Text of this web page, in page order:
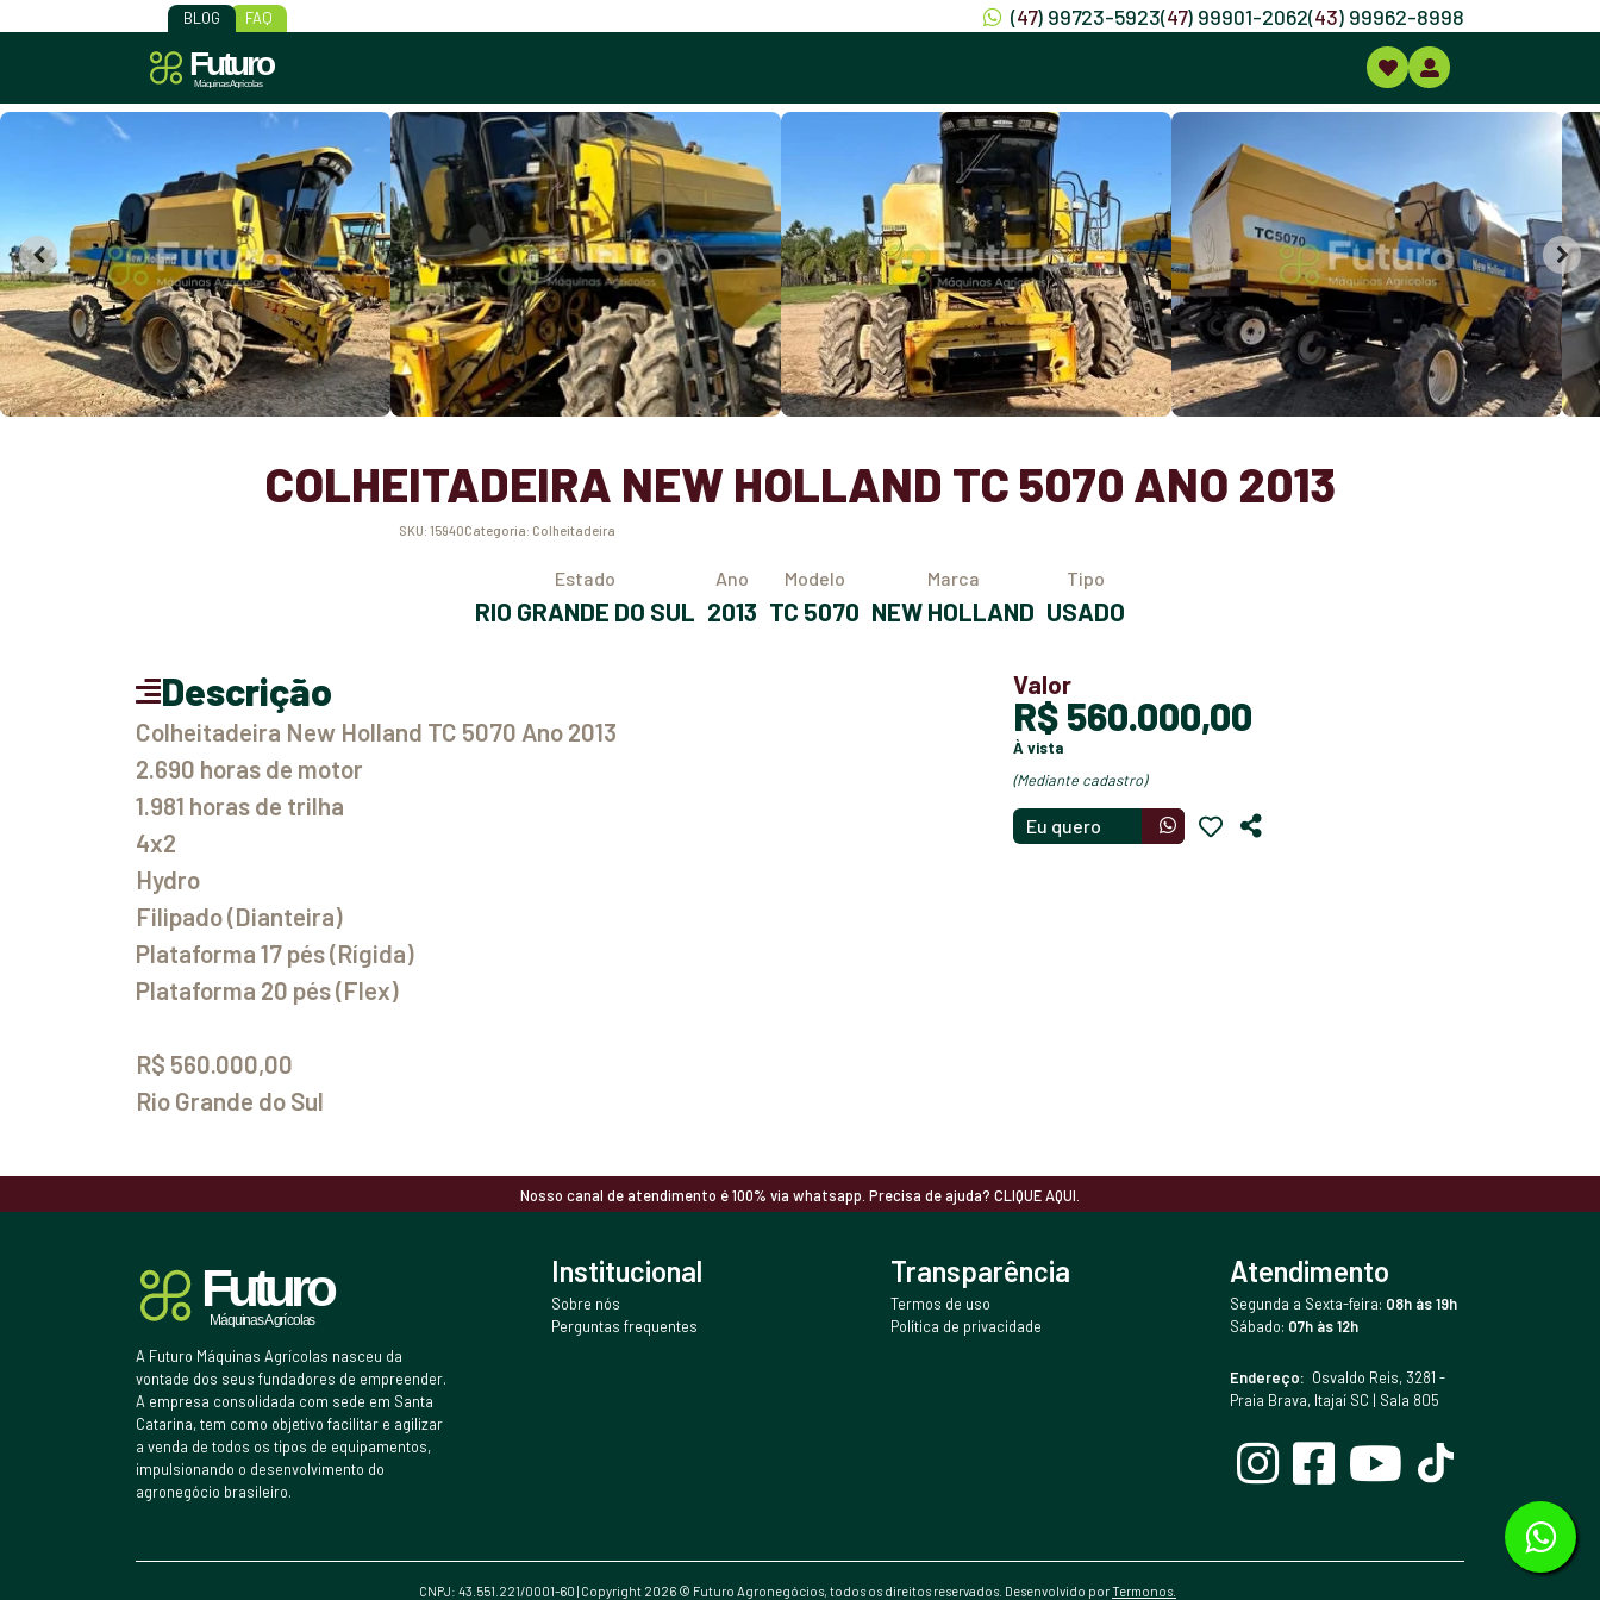
BLOG FAQ (47) 99723-5923(47) 99901-2062(43) 99962-8998
COLHEITADEIRA NEW HOLLAND TC 5070 ANO 2013
SKU: 15940 Categoria: Colheitadeira
Estado
RIO GRANDE DO SUL
Ano
2013
Modelo
TC 5070
Marca
NEW HOLLAND
Tipo
USADO
Descrição
Colheitadeira New Holland TC 5070 Ano 2013
2.690 horas de motor
1.981 horas de trilha
4x2
Hydro
Filipado (Dianteira)
Plataforma 17 pés (Rígida)
Plataforma 20 pés (Flex)
R$ 560.000,00
Rio Grande do Sul
Valor
R$ 560.000,00
à vista
(mediante cadastro)
Eu quero
Nosso canal de atendimento é 100% via whatsapp. Precisa de ajuda? CLIQUE AQUI.
A Futuro Máquinas Agrícolas nasceu da
vontade dos seus fundadores de empreender.
A empresa consolidada com sede em Santa
Catarina, tem como objetivo facilitar e agilizar
a venda de todos os tipos de equipamentos,
impulsionando o desenvolvimento do
agronegócio brasileiro.
Institucional
Sobre nós
Perguntas frequentes
Transparência
Termos de uso
Política de privacidade
Atendimento
Segunda a Sexta-feira: 08h às 19h
Sábado: 07h às 12h
Endereço: Osvaldo Reis, 3281 -
Praia Brava, Itajaí SC | Sala 805
CNPJ: 43.551.221/0001-60 | Copyright 2026 © Futuro Agronegócios, todos os direitos reservados. Desenvolvido por Termonos.